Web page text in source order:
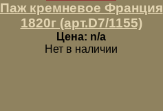
Паж кремневое Франция
1820г (арт.D7/1155)
Цена: n/a
Нет в наличии